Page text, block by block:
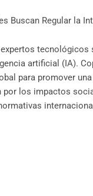
Buscan Regular la
artificial (IA).
para promover
por los impactos